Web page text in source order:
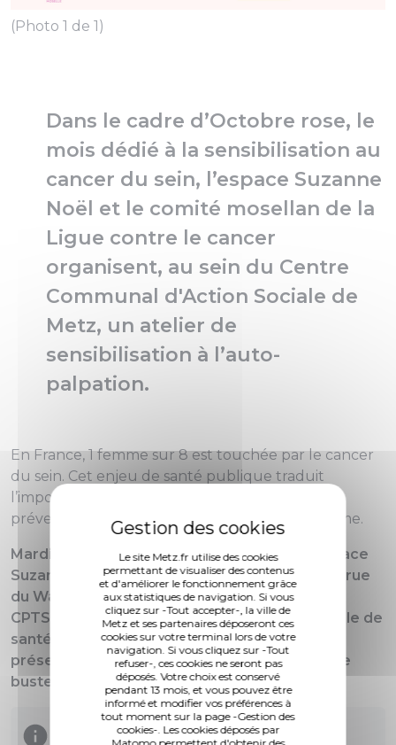
Le site Metz.fr utilise des cookies
permettant de visualiser des contenus
et d'améliorer le fonctionnement grâce
aux statistiques de navigation. Si vous
cliquez sur -Tout accepter-, la ville de
Metz et ses partenaires déposeront ces
cookies sur votre terminal lors de votre
navigation. Si vous cliquez sur -Tout
refuser-, ces cookies ne seront pas
déposés. Votre choix est conservé
pendant 13 mois, et vous pouvez être
informé et modifier vos préférences à
tout moment sur la page -Gestion des
cookies-. Les cookies déposés par
(Photo 1 de 1)
Dans le cadre d’Octobre rose, le
mois dédié à la sensibilisation au
cancer du sein, l’espace Suzanne
Noël et le comité mosellan de la
Ligue contre le cancer
organisent, au sein du Centre
Communal d'Action Sociale de
Metz, un atelier de
sensibilisation à l’auto-
palpation.
En France, 1 femme sur 8 est touchée par le cancer
du sein. Cet enjeu de santé publique traduit
l’importance du dépistage précoce et de la
prévention dans le cadre de la santé de la femme.
Mardi 22 octobre, de 9h à 12h au sein de l'espace
Suzanne Noël, situé au 1er étage du CCAS, 24 rue
du Wad-Billy, la Ligue contre le cancer avec la
CPTS (Communauté professionnelle territoriale de
santé) de Metz, transmettra aux femmes
présentes les gestes de prévention à l’aide de
bustes d’auto-palpation.